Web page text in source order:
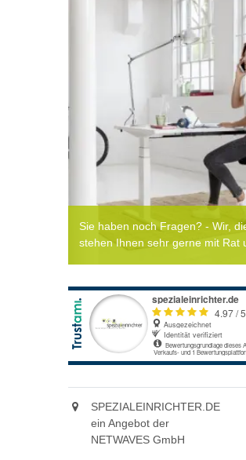
Sie haben noch Fragen? - Wir,
stehen Ihnen sehr gerne mit Rat
SPEZIALEINRICHTER.DE
ein Angebot der
NETWAVES GmbH